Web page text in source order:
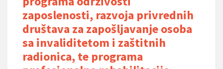
zaposlenosti, razvoja privrednih
društava za zapošljavanje osoba
sa invaliditetom i zaštitnih
radionica, te programa